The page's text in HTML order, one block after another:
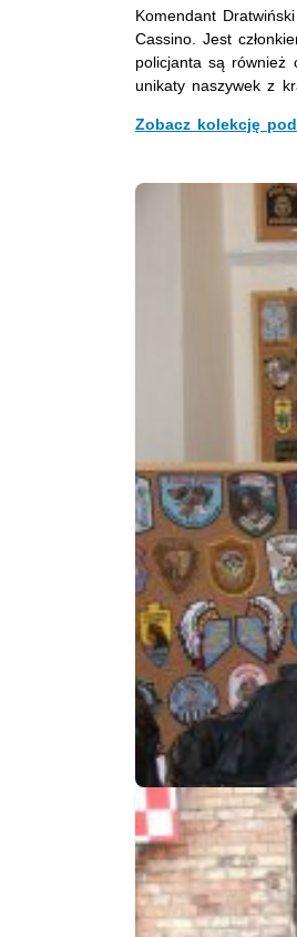
Komendant
Cassino. Jest
policjanta są również
unikaty naszywek z
Zobacz kolekcję